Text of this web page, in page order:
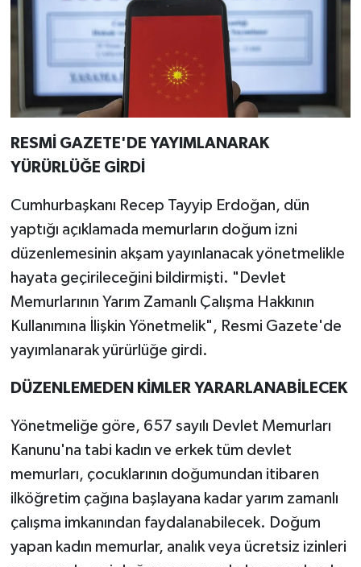
RESMİ GAZETE'DE YAYIMLANARAK
YÜRÜRLÜĞE GİRDİ
Cumhurbaşkanı Recep Tayyip Erdoğan, dün
yaptığı açıklamada memurların doğum izni
düzenlemesinin akşam yayınlanacak yönetmelikle
hayata geçirileceğini bildirmişti. "Devlet
Memurlarının Yarım Zamanlı Çalışma Hakkının
Kullanımına İlişkin Yönetmelik", Resmi Gazete'de
yayımlanarak yürürlüğe girdi.
DÜZENLEMEDEN KİMLER YARARLANABİLECEK
Yönetmeliğe göre, 657 sayılı Devlet Memurları
Kanunu'na tabi kadın ve erkek tüm devlet
memurları, çocuklarının doğumundan itibaren
ilköğretim çağına başlayana kadar yarım zamanlı
çalışma imkanından faydalanabilecek. Doğum
yapan kadın memurlar, analık veya ücretsiz izinleri